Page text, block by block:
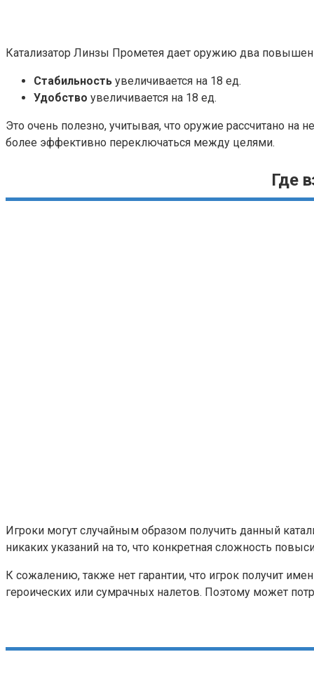
Катализатор Линзы Прометея дает оружию два
Стабильность увеличивается на 18 ед.
Удобство увеличивается на 18 ед.
Это очень полезно, учитывая, что оружие рассчитано
более эффективно переключаться между целями.
Где
Игроки могут случайным образом получить данный
никаких указаний на то, что конкретная сложность
К сожалению, также нет гарантии, что игрок получит
героических или сумрачных налетов. Поэтому может